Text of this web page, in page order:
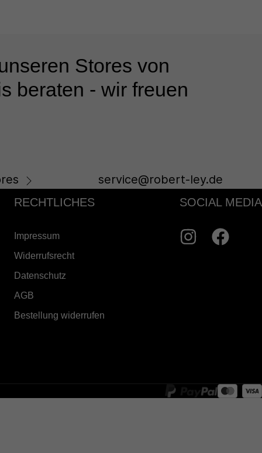
Stores von
beraten - wir freuen
service@robert-ley.de
RECHTLICHES
Impressum
Widerrufsrecht
Datenschutz
AGB
Bestellung widerrufen
SOCIAL MEDIA